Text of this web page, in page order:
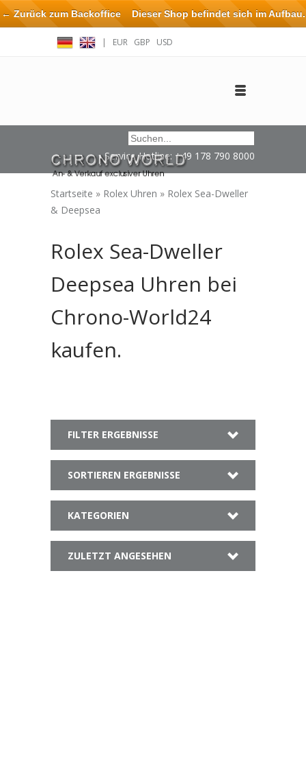
| EUR GBP USD
Service Hotline: +49 178 790 8000
Startseite » Rolex Uhren » Rolex Sea-Dweller
& Deepsea
Rolex Sea-Dweller
Deepsea Uhren bei
Chrono-World24
kaufen.
FILTER ERGEBNISSE
SORTIEREN ERGEBNISSE
KATEGORIEN
ZULETZT ANGESEHEN
← Zurück zum BackofficeDieser Shop befindet sich im Aufbau.
Eventuell können nicht alle Bestellungen eingehalten oder erfüllt